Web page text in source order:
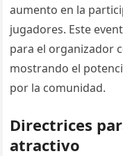
aumento en la
jugadores. Este
para el organizador
mostrando el
por la comunidad.
Directrices
atractivo